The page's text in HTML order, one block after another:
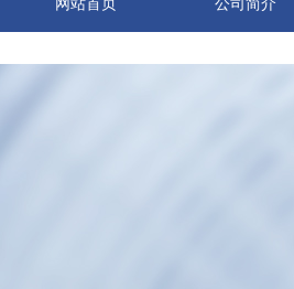
网站首页 公司简介